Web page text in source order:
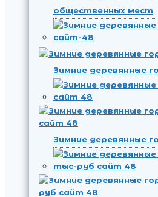
общественных мест
Зимние деревянные
Зимние деревянные